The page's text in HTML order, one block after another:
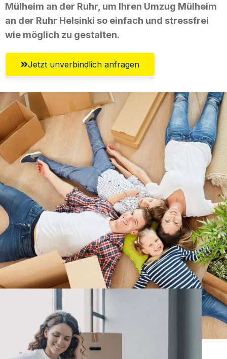
Mülheim an der Ruhr, um Ihren Umzug Mülheim
an der Ruhr Helsinki so einfach und stressfrei
wie möglich zu gestalten.
Jetzt unverbindlich anfragen